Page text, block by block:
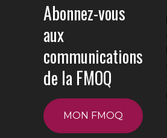
Abonnez-vous
aux
communications
de la FMOQ
MON FMOQ